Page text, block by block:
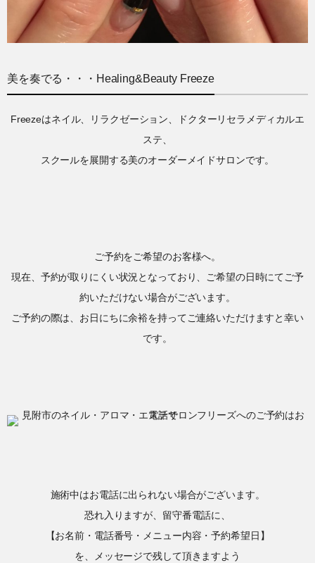
美を奏でる・・・Healing&Beauty Freeze
Freezeはネイル、リラクゼーション、ドクターリセラメディカルエ
ステ、
スクールを展開する美のオーダーメイドサロンです。
ご予約をご希望のお客様へ。
現在、予約が取りにくい状況となっており、ご希望の日時にてご予
約いただけない場合がございます。
ご予約の際は、お日にちに余裕を持ってご連絡いただけますと幸い
です。
施術中はお電話に出られない場合がございます。
恐れ入りますが、留守番電話に、
【お名前・電話番号・メニュー内容・予約希望日】
を、メッセージで残して頂きますよう